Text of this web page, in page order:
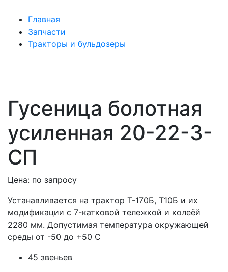
Главная
Запчасти
Тракторы и бульдозеры
Гусеница болотная
усиленная 20-22-3-
СП
Цена: по запросу
Устанавливается на трактор Т-170Б, Т10Б и их
модификации с 7-катковой тележкой и колеёй
2280 мм. Допустимая температура окружающей
среды от -50 до +50 С
45 звеньев